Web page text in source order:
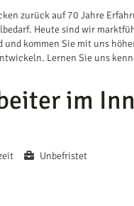
im
Unbefristet
zurück auf 70 Jahre
Heute sind wir
und kommen Sie mit uns
Lernen Sie uns